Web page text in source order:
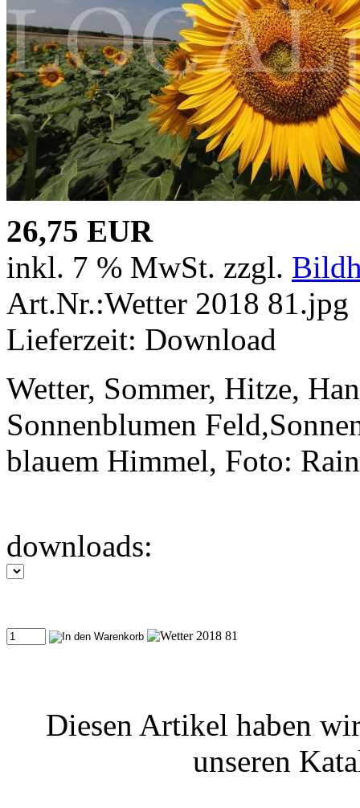
26,75 EUR
inkl. 7 % MwSt. zzgl.
Art.Nr.:Wetter 2018 81.jpg
Lieferzeit: Download
Wetter, Sommer, Hitze,
Sonnenblumen
blauem Himmel, Foto:
downloads:
Diesen Artikel haben
unseren